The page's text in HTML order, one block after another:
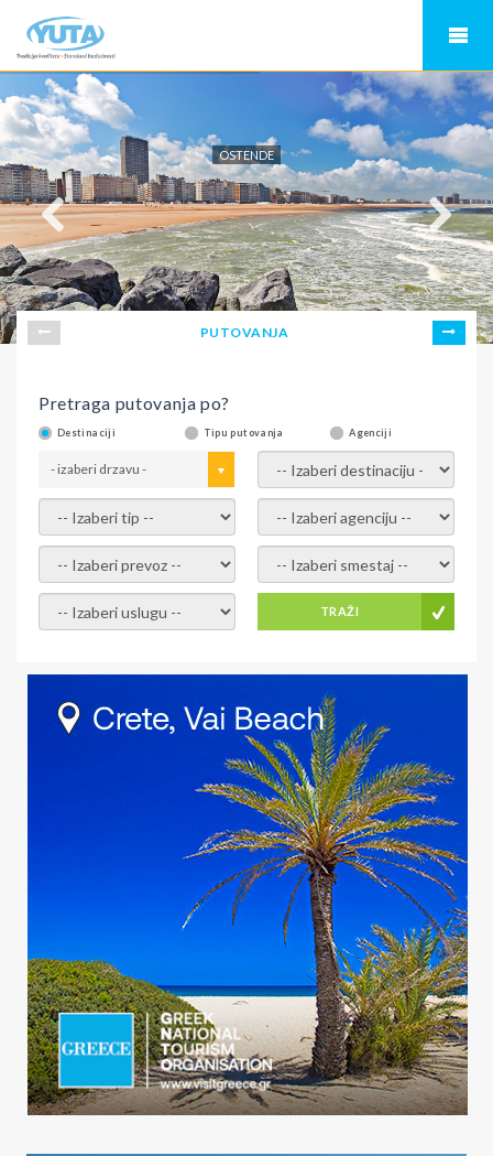
OSTENDE
PUTOVANJA
Pretraga putovanja po?
Destinaciji Tipu putovanja Agenciji
- izaberi drzavu - - izaberi destinaciju -
- izaberi tip - - izaberi agenciju -
- izaberi prevoz - - Izaberite smestaj -
- Izaberite uslugu - TRAŽI